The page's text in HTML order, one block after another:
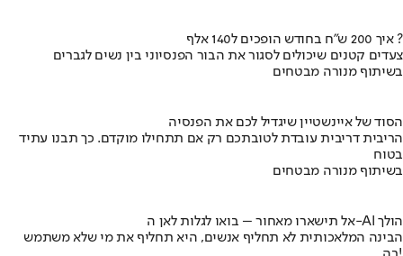
איך 200 ש"ח בחודש הופכים ל140 אלף ?
צעדים קטנים שיכולים לסגור את הבור הפנסיוני בין נשים לגברים
בשיתוף מנורה מבטחים
הסוד של איינשטיין שיגדיל לכם את הפנסיה
הריבית דריבית עובדת לטובתכם רק אם תתחילו מוקדם. כך תבנו עתיד
בטוח
בשיתוף מנורה מבטחים
אל תישארו מאחור – בואו לגלות לאן ה-AI הולך
הבינה המלאכותית לא תחליף אנשים, היא תחליף את מי שלא משתמש